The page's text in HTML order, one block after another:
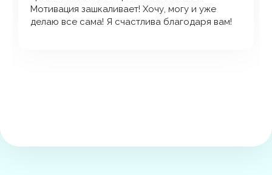
Мотивация зашкаливает! Хочу, могу и уже
делаю все сама! Я счастлива благодаря вам!